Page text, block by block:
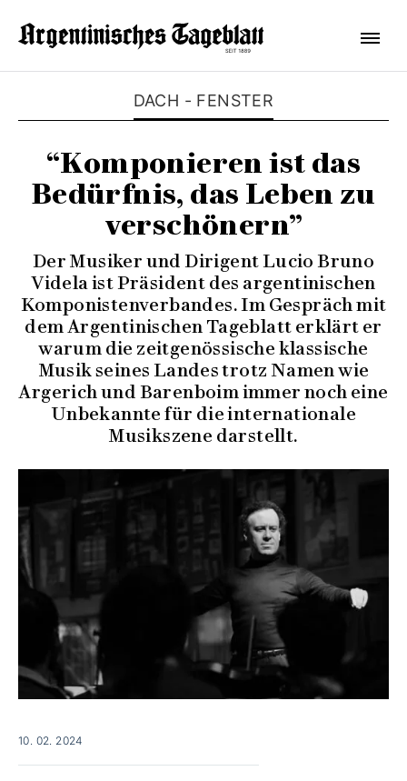
DACH - FENSTER
“Komponieren ist das
Bedürfnis, das Leben zu
verschönern”
Der Musiker und Dirigent Lucio Bruno
Videla ist Präsident des argentinischen
Komponistenverbandes. Im Gespräch mit
dem Argentinischen Tageblatt erklärt er
warum die zeitgenössische klassische
Musik seines Landes trotz Namen wie
Argerich und Barenboim immer noch eine
Unbekannte für die internationale
Musikszene darstellt.
10. 02. 2024